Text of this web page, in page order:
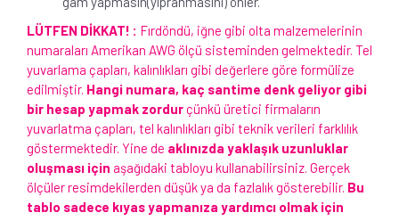
LÜTFEN DİKKAT! : Fırdöndü, iğne gibi olta malzemelerinin
numaraları Amerikan AWG ölçü sisteminden gelmektedir. Tel
yuvarlama çapları, kalınlıkları gibi değerlere göre formülize
edilmiştir. Hangi numara, kaç santime denk geliyor gibi
bir hesap yapmak zordurçünkü üretici firmaların
yuvarlatma çapları, tel kalınlıkları gibi teknik verileri farklılık
göstermektedir. Yine de aklınızda yaklaşık uzunluklar
oluşması için aşağıdaki tabloyu kullanabilirsiniz. Gerçek
ölçüler resimdekilerden düşük ya da fazlalık gösterebilir. Bu
tablo sadece kıyas yapmanıza yardımcı olmak için